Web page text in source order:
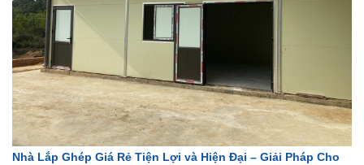
Nhà Lắp Ghép Giá Rẻ Tiện Lợi và Hiện Đại – Giải Pháp Cho